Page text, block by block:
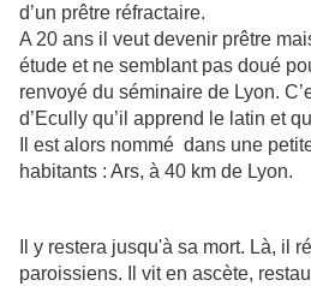
d’un prêtre réfractaire.
A 20 ans il veut devenir prêtre
étude et ne semblant pas doué
renvoyé du séminaire de Lyon.
d’Ecully qu’il apprend le latin et
Il est alors nommé dans une
habitants : Ars, à 40 km de Lyon.
Il y restera jusqu'à sa mort. Là, il
paroissiens. Il vit en ascète,